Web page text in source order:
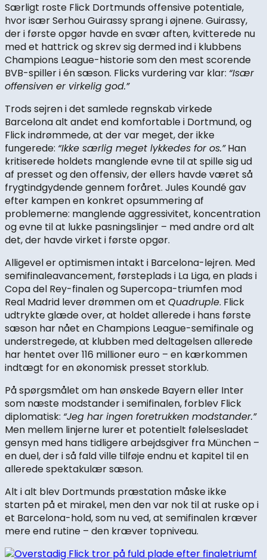
Særligt roste Flick Dortmunds offensive potentiale,
hvor især Serhou Guirassy sprang i øjnene. Guirassy,
der i første opgør havde en svær aften, kvitterede nu
med et hattrick og skrev sig dermed ind i klubbens
Champions League-historie som den mest scorende
BVB-spiller i én sæson. Flicks vurdering var klar: “Især
offensiven er virkelig god.”
Trods sejren i det samlede regnskab virkede
Barcelona alt andet end komfortable i Dortmund, og
Flick indrømmede, at der var meget, der ikke
fungerede: “Ikke særlig meget lykkedes for os.”Han
kritiserede holdets manglende evne til at spille sig ud
af presset og den offensiv, der ellers havde været så
frygtindgydende gennem foråret. Jules Koundé gav
efter kampen en konkret opsummering af
problemerne: manglende aggressivitet, koncentration
og evne til at lukke pasningslinjer – med andre ord alt
det, der havde virket i første opgør.
Alligevel er optimismen intakt i Barcelona-lejren. Med
semifinaleavancement, førsteplads i La Liga, en plads i
Copa del Rey-finalen og Supercopa-triumfen mod
Real Madrid lever drømmen om et Quadruple. Flick
udtrykte glæde over, at holdet allerede i hans første
sæson har nået en Champions League-semifinale og
understregede, at klubben med deltagelsen allerede
har hentet over 116 millioner euro – en kærkommen
indtægt for en økonomisk presset storklub.
På spørgsmålet om han ønskede Bayern eller Inter
som næste modstander i semifinalen, forblev Flick
diplomatisk: “Jeg har ingen foretrukken modstander.”
Men mellem linjerne lurer et potentielt følelsesladet
gensyn med hans tidligere arbejdsgiver fra München –
en duel, der i så fald ville tilføje endnu et kapitel til en
allerede spektakulær sæson.
Alt i alt blev Dortmunds præstation måske ikke
starten på et mirakel, men den var nok til at ruske op i
et Barcelona-hold, som nu ved, at semifinalen kræver
mere end rutine – den kræver topniveau.